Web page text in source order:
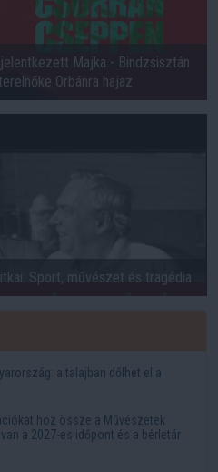
Majka - Bindzsisztán
Orbánra hajaz
Sport, művészet és tragédia
a talajban dőlhet el a
hoz össze a Művészetek
a 2027-es időpont és a bérletár